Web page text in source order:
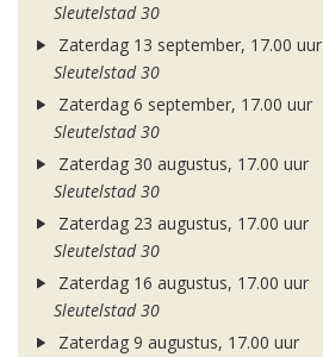
Sleutelstad 30
Zaterdag 13 september, 17.00 uur
Sleutelstad 30
Zaterdag 6 september, 17.00 uur
Sleutelstad 30
Zaterdag 30 augustus, 17.00 uur
Sleutelstad 30
Zaterdag 23 augustus, 17.00 uur
Sleutelstad 30
Zaterdag 16 augustus, 17.00 uur
Sleutelstad 30
Zaterdag 9 augustus, 17.00 uur